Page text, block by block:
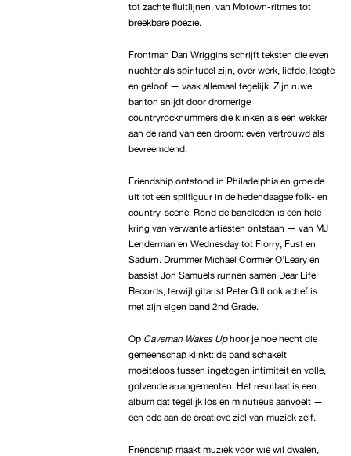
tot zachte fluitlijnen, van Motown-ritmes tot
breekbare poëzie.
Frontman Dan Wriggins schrijft teksten die even
nuchter als spiritueel zijn, over werk, liefde, leegte
en geloof — vaak allemaal tegelijk. Zijn ruwe
bariton snijdt door dromerige
countryrocknummers die klinken als een wekker
aan de rand van een droom: even vertrouwd als
bevreemdend.
Friendship ontstond in Philadelphia en groeide
uit tot een spilfiguur in de hedendaagse folk- en
country-scene. Rond de bandleden is een hele
kring van verwante artiesten ontstaan — van MJ
Lenderman en Wednesday tot Florry, Fust en
Sadurn. Drummer Michael Cormier O’Leary en
bassist Jon Samuels runnen samen Dear Life
Records, terwijl gitarist Peter Gill ook actief is
met zijn eigen band 2nd Grade.
Op Caveman Wakes Uphoor je hoe hecht die
gemeenschap klinkt: de band schakelt
moeiteloos tussen ingetogen intimiteit en volle,
golvende arrangementen. Het resultaat is een
album dat tegelijk los en minutieus aanvoelt —
een ode aan de creatieve ziel van muziek zelf.
Friendship maakt muziek voor wie wil dwalen,